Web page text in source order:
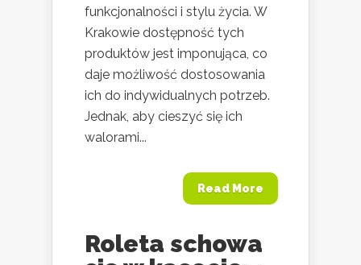
funkcjonalności i stylu życia. W
Krakowie dostępność tych
produktów jest imponująca, co
daje możliwość dostosowania
ich do indywidualnych potrzeb.
Jednak, aby cieszyć się ich
walorami...
Read More
Roleta schowa